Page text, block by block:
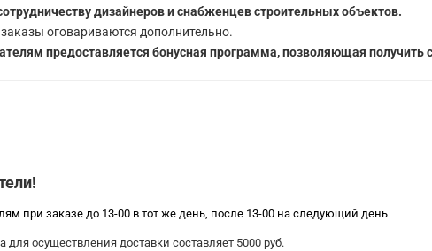
дизайнеров и снабженцев строительных объектов.
оговариваются дополнительно.
предоставляется бонусная программа, позволяющая получить
при заказе до 13-00 в тот же день, после 13-00 на следующий день
осуществления доставки составляет 5000 руб.